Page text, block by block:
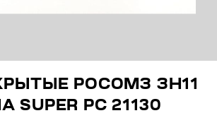
РОСОМЗ ЗН11
SUPER PC 21130